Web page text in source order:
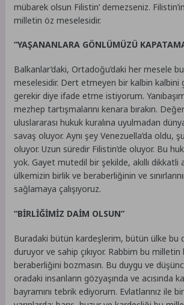
mübarek olsun Filistin’ demezseniz.
milletin öz meselesidir.
“YAŞANANLARA GÖNLÜMÜZÜ
Balkanlar’daki, Ortadoğu’daki her mesele
meselesidir. Dert etmeyen bir kalbin kalbini
gerekir diye ifade etme istiyorum.
mezhep tartışmalarını kenara bırakın.
uluslararası hukuk kuralına uyulmadan
savaş oluyor. Aynı şey Venezuella’da oldu,
oluyor. Uzun süredir Filistin’de oluyor. Bu
yok. Gayet mutedil bir şekilde, akıllı dikkatli
ülkemizin birlik ve beraberliğinin ve
sağlamaya çalışıyoruz.
“BİRLİĞİMİZ DAİM OLSUN”
Buradaki bütün kardeşlerim, bütün ülke bu
duruyor ve sahip çıkıyor. Rabbim bu milletin
beraberliğini bozmasın. Bu duygu ve
oradaki insanların gözyaşında ve acısında
bayramını tebrik ediyorum. Evlatlarınız ile